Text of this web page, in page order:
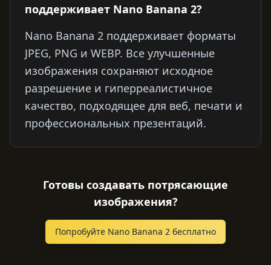
поддерживает Nano Banana 2?
Nano Banana 2 поддерживает форматы
JPEG, PNG и WEBP. Все улучшенные
изображения сохраняют исходное
разрешение и гиперреалистичное
качество, подходящее для веб, печати и
профессиональных презентаций.
Готовы создавать потрясающие
изображения?
Попробуйте Nano Banana 2 бесплатно